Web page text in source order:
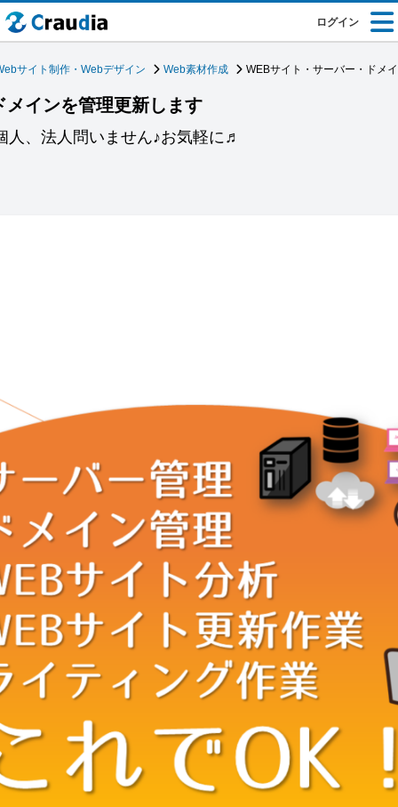
ログイン
サイト制作・Webデザイン Web素材作成 WEBサイト・サーバー・ドメ
インを管理更新します
、法人問いません♪お気軽に♬